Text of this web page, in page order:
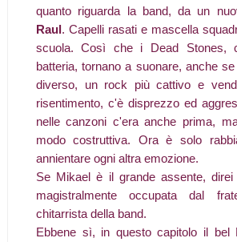
quanto riguarda la band, da un
Raul. Capelli rasati e mascella
scuola. Così che i Dead Stones,
batteria, tornano a suonare, anche
diverso, un rock più cattivo e
risentimento, c'è disprezzo ed
nelle canzoni c'era anche prima,
modo costruttiva. Ora è solo
annientare ogni altra emozione.
Se Mikael è il grande assente,
magistralmente occupata dal
chitarrista della band.
Ebbene sì, in questo capitolo il bel